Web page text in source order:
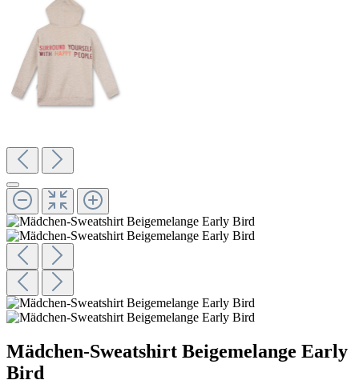
Mädchen-Sweatshirt Beigemelange Early
Bird